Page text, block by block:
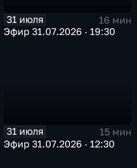
31 июля
16 мин
Эфир 31.07.2026 · 19:30
31 июля
15 мин
Эфир 31.07.2026 · 12:30